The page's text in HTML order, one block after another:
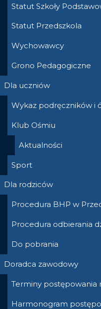
Statut Szkoły
Statut Przedszkola
Wychowawcy
Grono Pedagogiczne
Dla uczniów
Wykaz podręczników i
Klub Ośmiu
Aktualności
Sport
Dla rodziców
Procedura BHP w
Procedura odbierania
Do pobrania
Doradca zawodowy
Terminy postępowania
Harmonogram